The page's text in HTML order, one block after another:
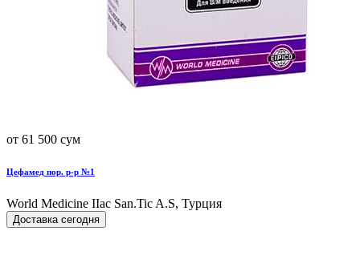
от 61 500 сум
Цефамед пор. р-р №1
World Мedicine IIac San.Tic A.S, Турция
Доставка сегодня